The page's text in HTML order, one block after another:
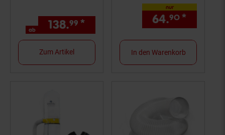
Polsterreiniger
Reinigungsgerät
Professionellen
Aufbereitung
ab 138.99 * € Sternchen
Zum Artikel
nur
64.90 *
In den Warenkorb